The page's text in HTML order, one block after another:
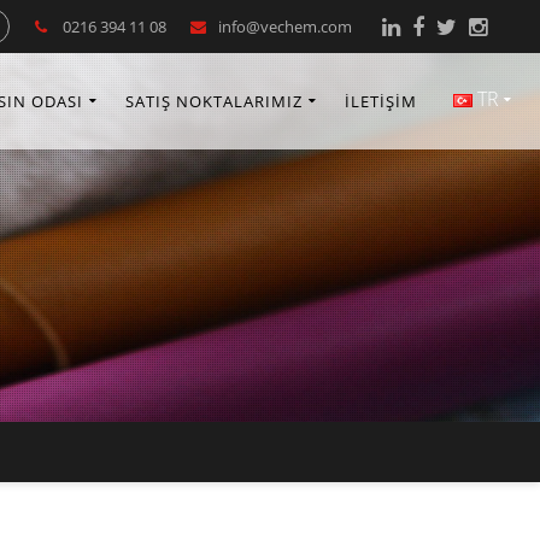
info@vechem.com
0216 394 11 08
TR
ODASI SATIŞ NOKTALARIMIZ İLETİŞİM